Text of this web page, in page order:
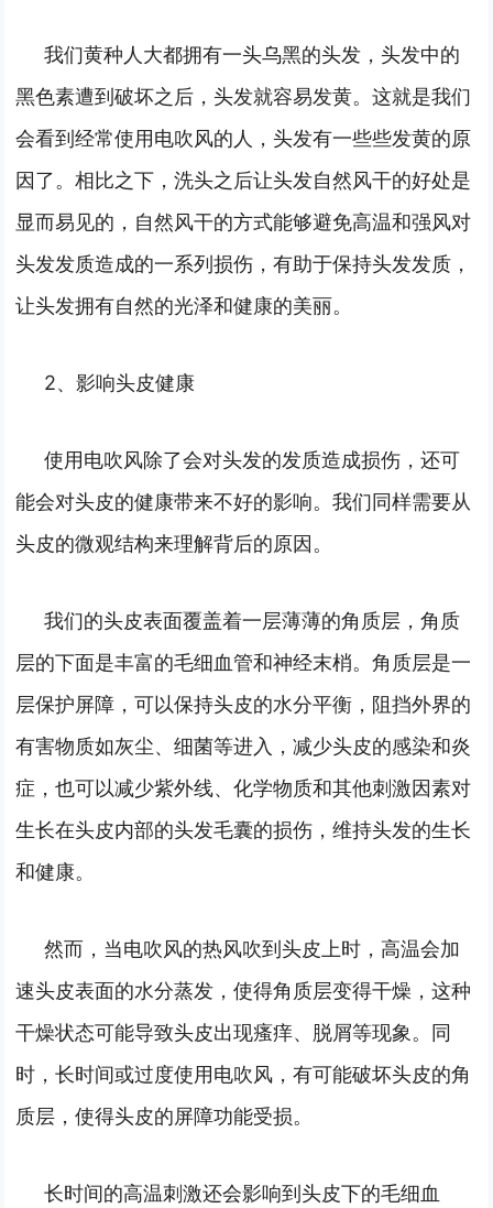
我们黄种人大都拥有一头乌黑的头发，头发中的
黑色素遭到破坏之后，头发就容易发黄。这就是我们
会看到经常使用电吹风的人，头发有一些些发黄的原
因了。相比之下，洗头之后让头发自然风干的好处是
显而易见的，自然风干的方式能够避免高温和强风对
头发发质造成的一系列损伤，有助于保持头发发质，
让头发拥有自然的光泽和健康的美丽。
2、影响头皮健康
使用电吹风除了会对头发的发质造成损伤，还可
能会对头皮的健康带来不好的影响。我们同样需要从
头皮的微观结构来理解背后的原因。
我们的头皮表面覆盖着一层薄薄的角质层，角质
层的下面是丰富的毛细血管和神经末梢。角质层是一
层保护屏障，可以保持头皮的水分平衡，阻挡外界的
有害物质如灰尘、细菌等进入，减少头皮的感染和炎
症，也可以减少紫外线、化学物质和其他刺激因素对
生长在头皮内部的头发毛囊的损伤，维持头发的生长
和健康。
然而，当电吹风的热风吹到头皮上时，高温会加
速头皮表面的水分蒸发，使得角质层变得干燥，这种
干燥状态可能导致头皮出现瘙痒、脱屑等现象。同
时，长时间或过度使用电吹风，有可能破坏头皮的角
质层，使得头皮的屏障功能受损。
长时间的高温刺激还会影响到头皮下的毛细血